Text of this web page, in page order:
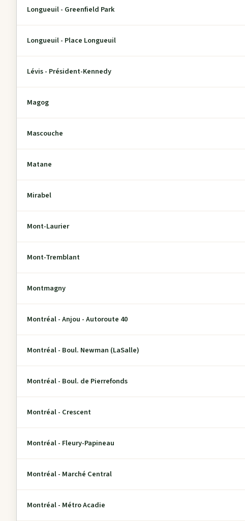
Longueuil - Greenfield Park
Longueuil - Place Longueuil
Lévis - Président-Kennedy
Magog
Mascouche
Matane
Mirabel
Mont-Laurier
Mont-Tremblant
Montmagny
Montréal - Anjou - Autoroute 40
Montréal - Boul. Newman (LaSalle)
Montréal - Boul. de Pierrefonds
Montréal - Crescent
Montréal - Fleury-Papineau
Montréal - Marché Central
Montréal - Métro Acadie